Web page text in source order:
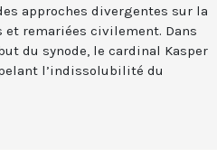
approches divergentes sur la
remariées civilement. Dans
du synode, le cardinal Kasper
l’indissolubilité du